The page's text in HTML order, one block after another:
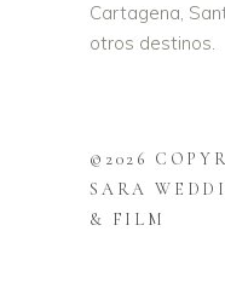
Cartagena,
otros destinos.
©2026
SARA
& FILM